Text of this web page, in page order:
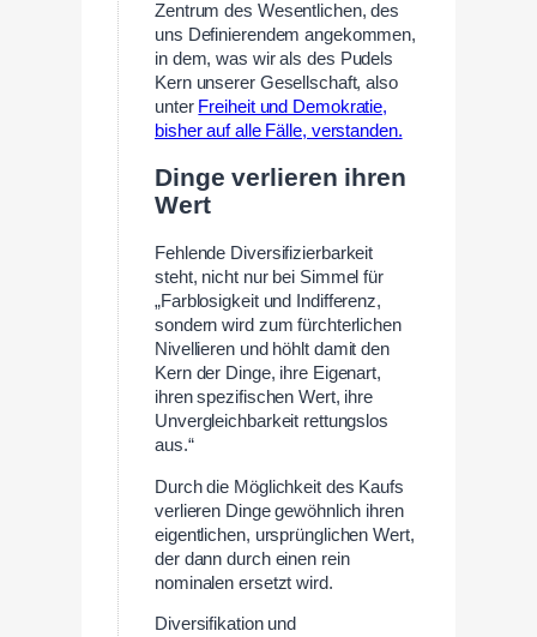
Zentrum des Wesentlichen, des
uns Definierendem angekommen,
in dem, was wir als des Pudels
Kern unserer Gesellschaft, also
unter Freiheit und Demokratie,
bisher auf alle Fälle, verstanden.
Dinge verlieren ihren
Wert
Fehlende Diversifizierbarkeit
steht, nicht nur bei Simmel für
„Farblosigkeit und Indifferenz,
sondern wird zum fürchterlichen
Nivellieren und höhlt damit den
Kern der Dinge, ihre Eigenart,
ihren spezifischen Wert, ihre
Unvergleichbarkeit rettungslos
aus.“
Durch die Möglichkeit des Kaufs
verlieren Dinge gewöhnlich ihren
eigentlichen, ursprünglichen Wert,
der dann durch einen rein
nominalen ersetzt wird.
Diversifikation und